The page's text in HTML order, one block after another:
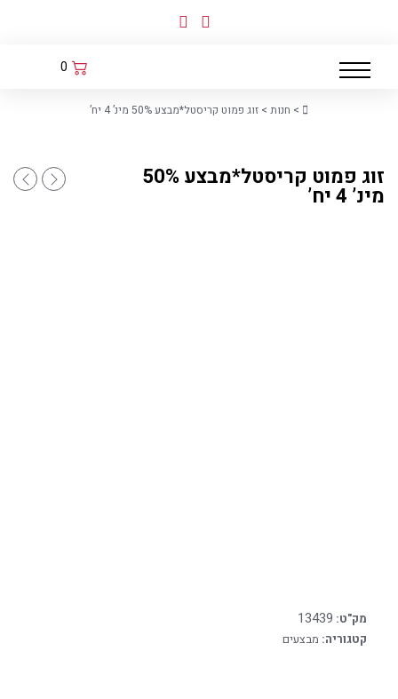
0
Home
> חנות > זוג פמוט קריסטל*מבצע 50% מינ’ 4 יח’
זוג פמוט קריסטל*מבצע 50%
מינ’ 4 יח’ סט 3מעמדים זכוכית לבנה 30+35+40סמ *נטוזוג פמוט
מק"ט: 13439
קטגוריה: מבצעים